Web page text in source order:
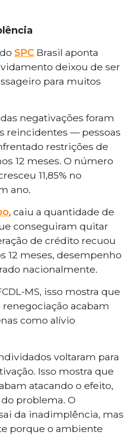
SPC Brasil aponta
deixou de ser
para muitos
negativações foram
reincidentes — pessoas
restrições de
12 meses. O número
11,85% no
ano.
, caiu a quantidade de
conseguiram quitar
de crédito recuou
12 meses, desempenho
nacionalmente.
MS, isso mostra que
acabam
como alívio
voltaram para
Isso mostra que
atacando o efeito,
problema. O
da inadimplência, mas
porque o ambiente